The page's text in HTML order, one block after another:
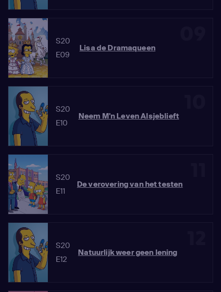
S20
E09
Lisa de Dramaqueen
S20
E10
Neem M'n Leven Alsjeblieft
S20
E11
De verovering van het testen
S20
E12
Natuurlijk weer geen lening